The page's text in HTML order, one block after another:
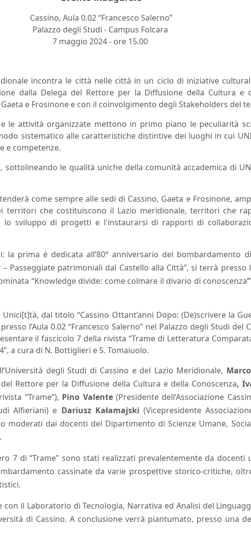
Cassino, Aula 0.02 “Francesco Salerno”
Palazzo degli Studi - Campus Folcara
7 maggio 2024 - ore 15.00
incontra le città nelle città in un ciclo di iniziative
dalla Delega del Rettore per la Diffusione della Cultura e
e Frosinone e con il coinvolgimento degli Stakeholders del
le attività organizzate mettono in primo piano le peculiarità
sistematico alle caratteristiche distintive dei luoghi in cui
e competenze.
sottolineando le qualità uniche della comunità accademica di
come sempre alle sedi di Cassino, Gaeta e Frosinone,
territori che costituiscono il Lazio meridionale, territori che
lo sviluppo di progetti e l'instaurarsi di rapporti di
prima è dedicata all’80° anniversario del bombardamento di
Passeggiate patrimoniali dal Castello alla Città”, si terrà presso
“Knowledge divide: come colmare il divario di conoscenza”
Unici[t]tà, dal titolo “Cassino Ottant’anni Dopo: (De)scrivere la
l’Aula 0.02 “Francesco Salerno” nel Palazzo degli Studi del
il fascicolo 7 della rivista “Trame di Letteratura
a cura di N. Bottiglieri e S. Tomaiuolo.
degli Studi di Cassino e del Lazio Meridionale,
Rettore per la Diffusione della Cultura e della Conoscenza,
“Trame”), Pino Valente(Presidente dell’Associazione
Alfieriani) e Dariusz Kałamajski (Vicepresidente
moderati dai docenti del Dipartimento di Scienze Umane,
.
7 di “Trame” sono stati realizzati prevalentemente da docenti
cassinate da varie prospettive storico-critiche,
il Laboratorio di Tecnologia, Narrativa ed Analisi del
di Cassino. A conclusione verrà piantumato, presso una